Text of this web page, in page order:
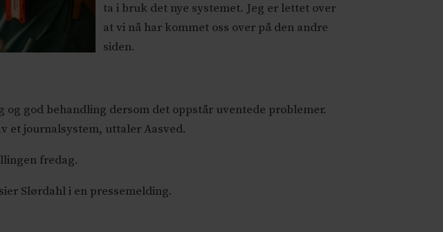
ta i bruk det nye systemet. Jeg er lettet over
at vi nå har kommet oss over på den andre
siden.
god behandling dersom det oppstår uventede problemer.
et journalsystem, uttaler Aasved.
fredag.
Slørdahl i en pressemelding.